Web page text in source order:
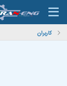
کاربران